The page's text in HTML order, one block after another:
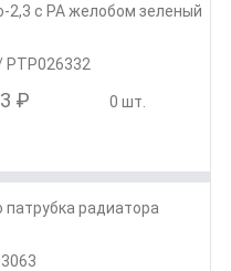
2,3 с РА желобом зеленый
PTP026332
₽ 0 шт.
радиатора